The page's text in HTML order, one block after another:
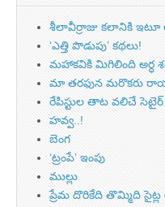
శీలావీర్రాజు కలానికి ఇటూ
‘ఎత్తి పొడుపు’ కథలు!
మహాకవికి మిగిలింది అర్ధ
మా తరఫున మరొకరు
రేపిస్టుల తాట వలిచే
హవ్వ..!
బెంగ
‘ట్రంపే’ ఇంపు
ముల్లు
ప్రేమ దొరికేది తొమ్మిది సైట్ల